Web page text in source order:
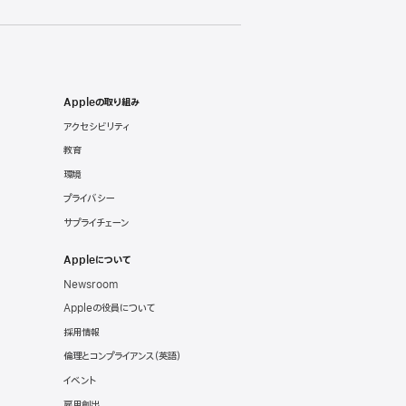
Appleの取り組み
アクセシビリティ
教育
環境
プライバシー
サプライチェーン
Appleについて
Newsroom
Appleの役員について
採用情報
倫理とコンプライアンス（英語）
イベント